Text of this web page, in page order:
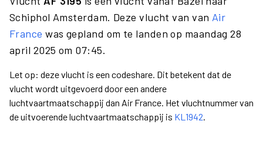
Schiphol Amsterdam. Deze vlucht van van Air
France was gepland om te landen op maandag 28
april 2025 om 07:45.
Let op: deze vlucht is een codeshare. Dit betekent dat de
vlucht wordt uitgevoerd door een andere
luchtvaartmaatschappij dan Air France. Het vluchtnummer van
de uitvoerende luchtvaartmaatschappij is KL1942.